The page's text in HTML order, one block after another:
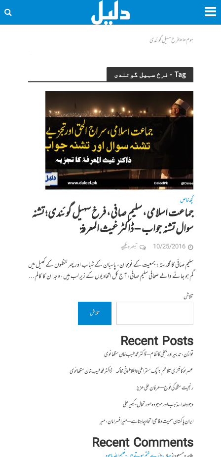
ہوم<<فرخ سہیل گوئندی
Tag - فرخ سہیل گوئندی
کچھ خاص
جماعت اسلامی، سلیم صافی، فرخ سہیل گوئندی؛ تشنہ
سوال تشنہ جواب – ڈاکٹر غیث المعرفۃ
10/25/2016 تبصرہ لکھیے
سلیم صافی کا گلدستہ: جمعیت کے نوجوان، پاسبان کے شباب اور پھر لفظوں کے کھیل میں
گم ہو جانے والے صحافی سلیم صافی، آج کل اتحادیوں کے زیرِ لب ہیں، وجہ ان کا کالم...
تلاش
تلاش
Recent Posts
توازن، تدبیر اور بجلی کا نظام – ڈاکٹر محمد طیب خان سنگھانوی
عصرِ نو کا فکری تلاطم: ایک سقراطی و افلاطونی محاکمہ – ڈاکٹر محمد طیب خان سنگھانوی
رنجیت سنگھ کی فوج – عرفان علی عزیز
وجودِ خدا، مذہب اور موجودہ صورتحال- کبیر علی
ایران پاکستان سمیت دفاعی اتحاد چاہتا ہے – میر افسر امان،میر
Recent Comments